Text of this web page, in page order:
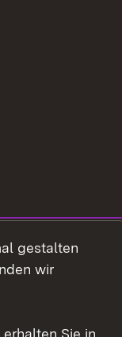
gestalten
wir
Sie in